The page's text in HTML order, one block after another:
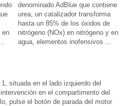
en
denominado AdBlue que contiene
urea, un catalizador transforma
hasta un 85% de los óxidos de
nitrógeno (NOx) en nitrógeno y en
agua, elementos inofensivos ...
situada en el lado izquierdo del
en el compartimento del
pulse el botón de parada del motor